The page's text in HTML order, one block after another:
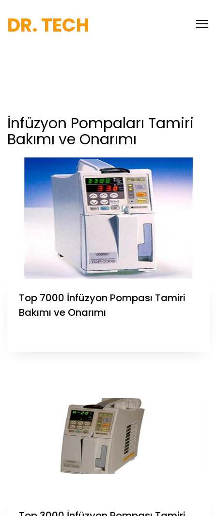
DR. TECH
İnfüzyon Pompaları Tamiri
Bakımı ve Onarımı
Top 7000 İnfüzyon Pompası Tamiri
Bakımı ve Onarımı